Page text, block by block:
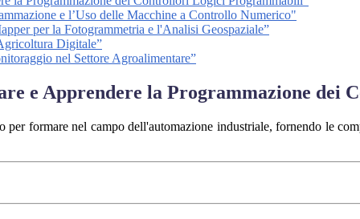
e l’Uso delle Macchine a Controllo Numerico"
per la Fotogrammetria e l'Analisi Geospaziale”
Digitale”
nel Settore Agroalimentare”
e Apprendere la Programmazione
formare nel campo dell'automazione industriale, fornendo le